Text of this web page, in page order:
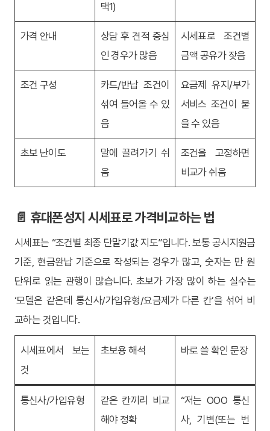
택1)
가격 안내
상담 후 견적 중심
인 경우가 많음
시세표로 조건별
금액 공유가 잦음
조건 구성
카드/반납 조건이
섞여 들어올 수 있
음
요금제 유지/부가
서비스 조건이 붙
을 수 있음
초보 난이도
말에 끌려가기 쉬
움
조건을 고정하면
비교가 쉬움
📄 휴대폰성지 시세표로 가격비교하는 법
시세표는 “조건별 최종 단말기값 지도”입니다. 보통 공시지원금
기준, 현금완납 기준으로 작성되는 경우가 많고, 숫자는 만 원
단위로 읽는 관행이 많습니다. 초보가 가장 많이 하는 실수는
‘모델은 같은데 통신사/가입유형/요금제가 다른 칸’을 섞어 비
교하는 것입니다.
시세표에서 보는
것
초보용 해석 바로 쓸 확인 문장
통신사/가입유형
같은 칸끼리 비교
해야 정확
“저는 OOO 통신
사, 기변(또는 번